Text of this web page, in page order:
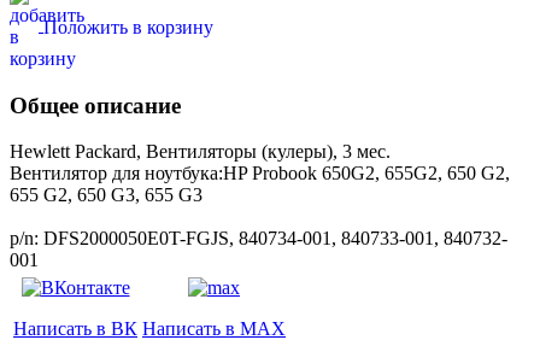
Положить в корзину
Общее описание
Hewlett Packard, Вентиляторы (кулеры), 3 мес.
Вентилятор для ноутбука:HP Probook 650G2, 655G2, 650 G2,
655 G2, 650 G3, 655 G3
p/n: DFS2000050E0T-FGJS, 840734-001, 840733-001, 840732-
001
Написать в ВК Написать в MAX